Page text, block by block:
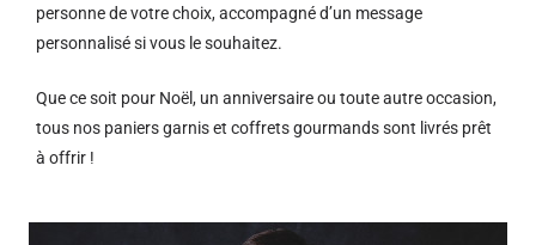
personne de votre choix, accompagné d’un message
personnalisé si vous le souhaitez.
Que ce soit pour Noël, un anniversaire ou toute autre occasion,
tous nos paniers garnis et coffrets gourmands sont livrés prêt
à offrir !